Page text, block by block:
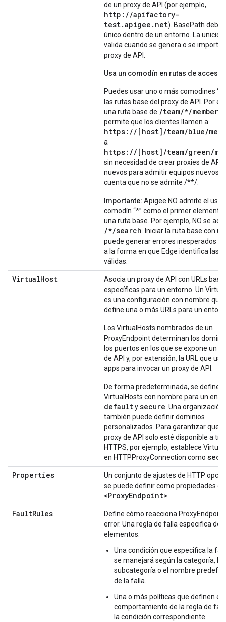
de un proxy de API (por ejemplo,
http://apifactory-
test.apigee.net). BasePath debe
único dentro de un entorno. La
valida cuando se genera o se importa
proxy de API.
Usa un comodín en rutas de acceso
Puedes usar uno o más comodines
las rutas base del proxy de API. Por
una ruta base de /team/*/members
permite que los clientes llamen a
https://[host]/team/blue/
a
https://[host]/team/green/
sin necesidad de crear proxies de API
nuevos para admitir equipos nuevos.
cuenta que no se admite /**/.
Importante: Apigee NO admite el uso
comodín “*” como el primer elemento
una ruta base. Por ejemplo, NO se
/*/search. Iniciar la ruta base con un
puede generar errores inesperados
a la forma en que Edge identifica las
válidas.
VirtualHost
Asocia un proxy de API con URLs base
específicas para un entorno. Un
es una configuración con nombre que
define una o más URLs para un
Los VirtualHosts nombrados de un
ProxyEndpoint determinan los
los puertos en los que se expone un
de API y, por extensión, la URL que
apps para invocar un proxy de API.
De forma predeterminada, se definen
VirtualHosts con nombre para un
defaultysecure. Una organización
también puede definir dominios
personalizados. Para garantizar que
proxy de API solo esté disponible a
HTTPS, por ejemplo, establece
en HTTPProxyConnection como
Properties
Un conjunto de ajustes de HTTP
se puede definir como propiedades
<ProxyEndpoint>.
FaultRules
Define cómo reacciona ProxyEndpoint
error. Una regla de falla especifica dos
elementos:
Una condición que especifica la
se manejará según la categoría, la
subcategoría o el nombre
de la falla.
Una o más políticas que definen el
comportamiento de la regla de
la condición correspondiente